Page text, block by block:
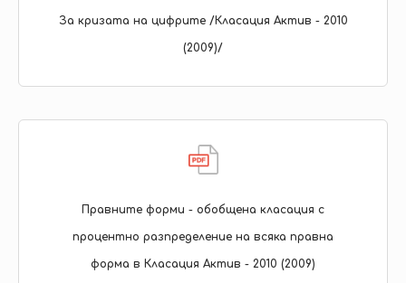
За кризата на цифрите /Класация Актив - 2010
(2009)/
Правните форми - обобщена класация с
процентно разпределение на всяка правна
форма в Класация Актив - 2010 (2009)